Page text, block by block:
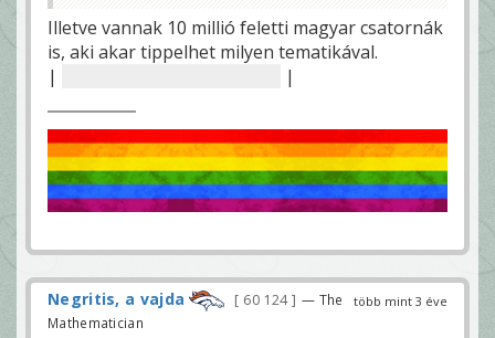
Illetve vannak 10 millió feletti magyar csatornák
is, aki akar tippelhet milyen tematikával.
|
|
több mint 3 éve
Negritis, a vajda 60 124
— The
Mathematician